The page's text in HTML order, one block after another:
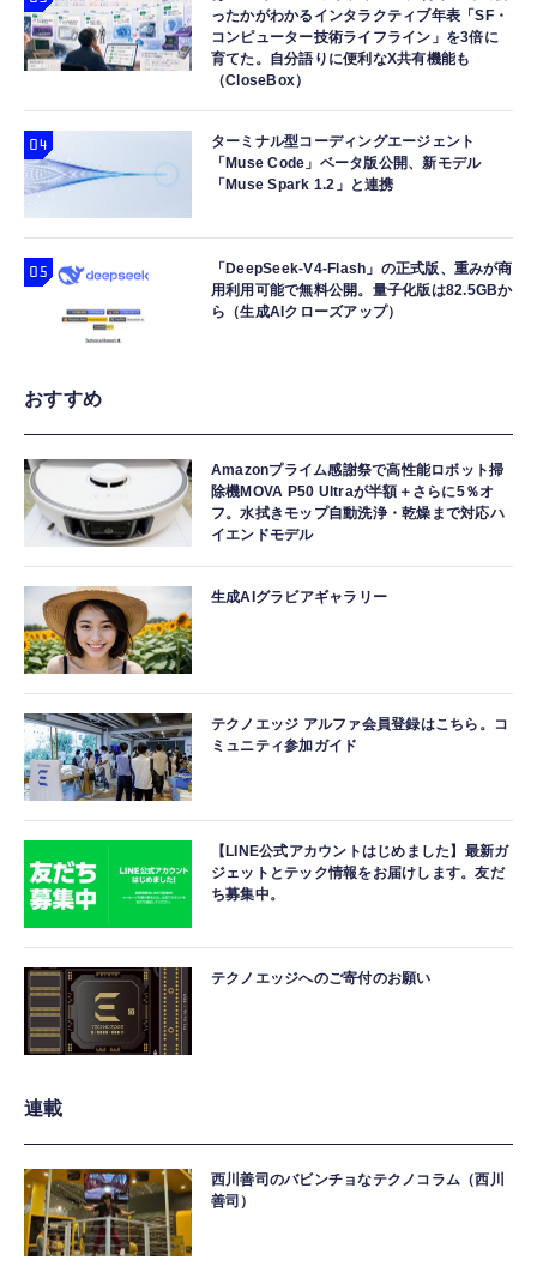
ったかがわかるインタラクティブ年表「SF・
コンピューター技術ライフライン」を3倍に
育てた。自分語りに便利なX共有機能も
（CloseBox）
ターミナル型コーディングエージェント
「Muse Code」ベータ版公開、新モデル
「Muse Spark 1.2」と連携
「DeepSeek-V4-Flash」の正式版、重みが商
用利用可能で無料公開。量子化版は82.5GBか
ら（生成AIクローズアップ）
おすすめ
Amazonプライム感謝祭で高性能ロボット掃
除機MOVA P50 Ultraが半額＋さらに5％オ
フ。水拭きモップ自動洗浄・乾燥まで対応ハ
イエンドモデル
生成AIグラビアギャラリー
テクノエッジ アルファ会員登録はこちら。コ
ミュニティ参加ガイド
【LINE公式アカウントはじめました】最新ガ
ジェットとテック情報をお届けします。友だ
ち募集中。
テクノエッジへのご寄付のお願い
連載
西川善司のバビンチョなテクノコラム（西川
善司）